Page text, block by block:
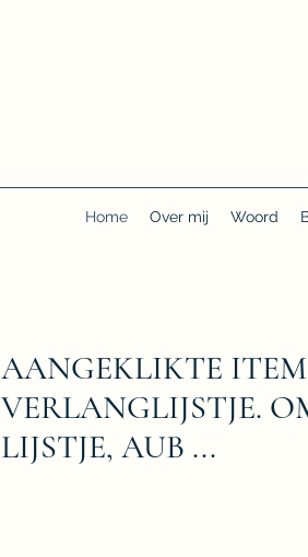
Home Over mij Woord
AANGEKLIKTE
VERLANGLIJSTJE.
LIJSTJE, AUB ...